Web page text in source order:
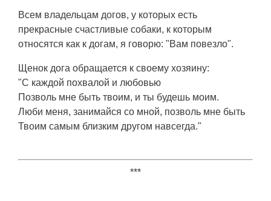
Всем владельцам догов, у которых есть
прекрасные счастливые собаки, к которым
относятся как к догам, я говорю: "Вам повезло".
Щенок дога обращается к своему хозяину:
"С каждой похвалой и любовью
Позволь мне быть твоим, и ты будешь моим.
Люби меня, занимайся со мной, позволь мне быть
Твоим самым близким другом навсегда."
***